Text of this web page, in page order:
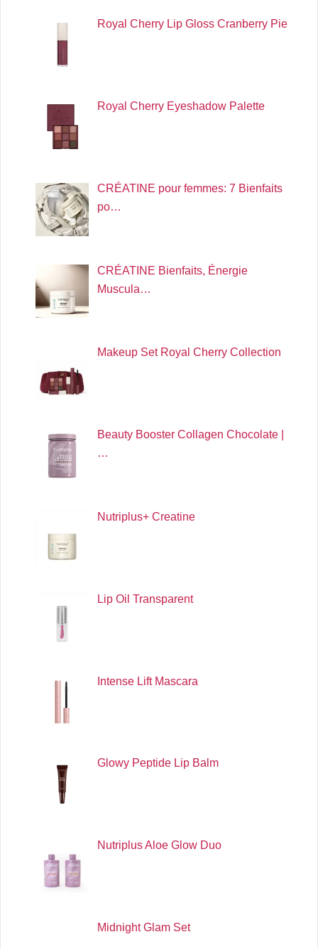
Royal Cherry Lip Gloss Cranberry Pie
Royal Cherry Eyeshadow Palette
CRÉATINE pour femmes: 7 Bienfaits
po…
CRÉATINE Bienfaits, Énergie
Muscula…
Makeup Set Royal Cherry Collection
Beauty Booster Collagen Chocolate |
…
Nutriplus+ Creatine
Lip Oil Transparent
Intense Lift Mascara
Glowy Peptide Lip Balm
Nutriplus Aloe Glow Duo
Midnight Glam Set